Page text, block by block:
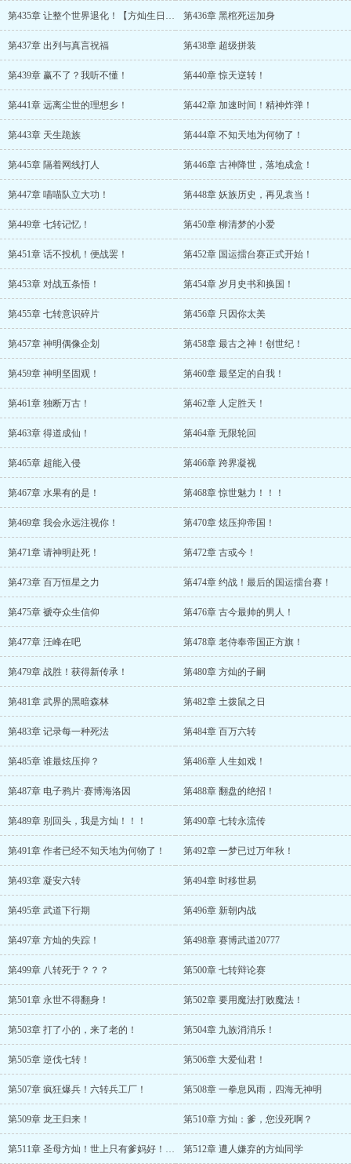
第435章 让整个世界退化！【方灿生日快乐！】 第436章 黑棺死运加身
第437章 出列与真言祝福 第438章 超级拼装
第439章 赢不了？我听不懂！ 第440章 惊天逆转！
第441章 远离尘世的理想乡！ 第442章 加速时间！精神炸弹！
第443章 天生跪族 第444章 不知天地为何物了！
第445章 隔着网线打人 第446章 古神降世，落地成盒！
第447章 喵喵队立大功！ 第448章 妖族历史，再见袁当！
第449章 七转记忆！ 第450章 柳清梦的小爱
第451章 话不投机！便战罢！ 第452章 国运擂台赛正式开始！
第453章 对战五条悟！ 第454章 岁月史书和换国！
第455章 七转意识碎片 第456章 只因你太美
第457章 神明偶像企划 第458章 最古之神！创世纪！
第459章 神明坚固观！ 第460章 最坚定的自我！
第461章 独断万古！ 第462章 人定胜天！
第463章 得道成仙！ 第464章 无限轮回
第465章 超能入侵 第466章 跨界凝视
第467章 水果有的是！ 第468章 惊世魅力！！！
第469章 我会永远注视你！ 第470章 炫压抑帝国！
第471章 请神明赴死！ 第472章 古或今！
第473章 百万恒星之力 第474章 约战！最后的国运擂台赛！
第475章 褫夺众生信仰 第476章 古今最帅的男人！
第477章 汪峰在吧 第478章 老侍奉帝国正方旗！
第479章 战胜！获得新传承！ 第480章 方灿的子嗣
第481章 武界的黑暗森林 第482章 土拨鼠之日
第483章 记录每一种死法 第484章 百万六转
第485章 谁最炫压抑？ 第486章 人生如戏！
第487章 电子鸦片·赛博海洛因 第488章 翻盘的绝招！
第489章 别回头，我是方灿！！！ 第490章 七转永流传
第491章 作者已经不知天地为何物了！ 第492章 一梦已过万年秋！
第493章 凝安六转 第494章 时移世易
第495章 武道下行期 第496章 新朝内战
第497章 方灿的失踪！ 第498章 赛博武道20777
第499章 八转死于？？？ 第500章 七转辩论赛
第501章 永世不得翻身！ 第502章 要用魔法打败魔法！
第503章 打了小的，来了老的！ 第504章 九族消消乐！
第505章 逆伐七转！ 第506章 大爱仙君！
第507章 疯狂爆兵！六转兵工厂！ 第508章 一拳息风雨，四海无神明
第509章 龙王归来！ 第510章 方灿：爹，您没死啊？
第511章 圣母方灿！世上只有爹妈好！！！ 第512章 遭人嫌弃的方灿同学